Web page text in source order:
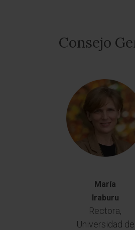
Consejo
María
Iraburu
Rectora,
Universidad de